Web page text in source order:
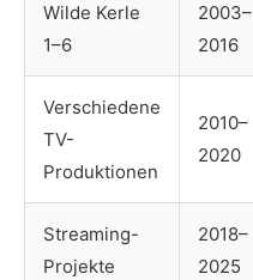
Wilde Kerle
1–6
2003–
2016
Verschiedene
TV-
Produktionen
2010–
2020
Streaming-
Projekte
2018–
2025